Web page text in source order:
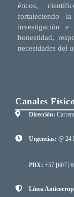
éticos,
fortaleciendo
investigación e
honestidad,
necesidades del
Canales
Dirección:
Urgencias: @ 24
PBX: +57 [607]
Línea